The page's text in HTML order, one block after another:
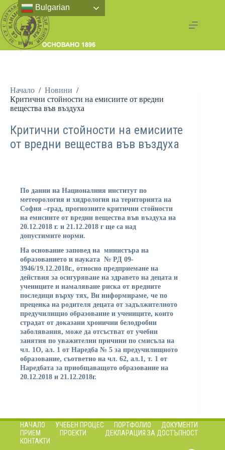
Начало / Новини /
Критични стойности на емисиите от вредни
вещества във въздуха
Критични стойности на емисиите
от вредни вещества във въздуха
По данни на Националния институт по
метеорология и хидрология на територията на
София –град, прогнозните критични стойности
на емисиите от вредни вещества във въздуха на
20.12.2018 г. и 21.12.2018 г ще са над
допустимите норми.
На основание заповед на министъра на
образованието и науката № РД 09-
3946/19.12.2018г., относно предприемане на
действия за осигуряване на здравето на децата и
учениците и намаляване риска от вредните
последици върху тях, Ви информираме, че по
преценка на родителя децата от задължителното
предучилищно образование и учениците, които
страдат от доказани хронични белодробни
заболявания, може да отсъстват от учебни
занятия по уважителни причини по смисъла на
чл. 1О, ал. 1 от Наредба № 5 за предучилищното
образование, съответно на чл. 62, ал.1, т. 1 от
Наредбата за приобщаващото образование на
20.12.2018 и 21.12.2018г.
НАЧАЛО УЧЕБЕН ПРОЦЕС ПОРТФОЛИО
ДОКУМЕНТИ
ПРИЕМ
ПРОЕКТИ
ДЕКЛАРАЦИЯ ЗА ДОСТЪПНОСТ
КОНТАКТИ
Bulgarian